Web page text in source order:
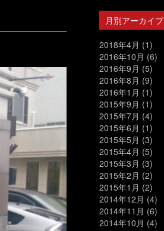
月別アーカイブ
2018年4月 (1)
2016年10月 (6)
2016年9月 (5)
2016年8月 (9)
2016年1月 (1)
2015年9月 (1)
2015年7月 (4)
2015年6月 (1)
2015年5月 (3)
2015年4月 (5)
2015年3月 (3)
2015年2月 (2)
2015年1月 (2)
2014年12月 (4)
2014年11月 (6)
2014年10月 (4)